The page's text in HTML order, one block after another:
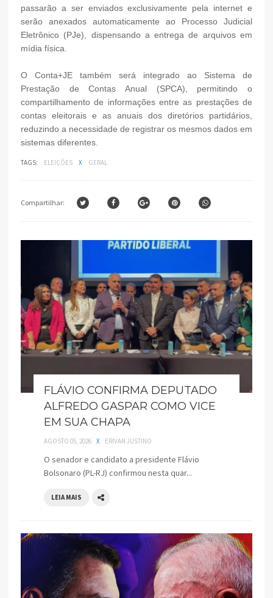
passarão a ser enviados exclusivamente pela internet e
serão anexados automaticamente ao Processo Judicial
Eletrônico (PJe), dispensando a entrega de arquivos em
mídia física.
O Conta+JE também será integrado ao Sistema de
Prestação de Contas Anual (SPCA), permitindo o
compartilhamento de informações entre as prestações de
contas eleitorais e as anuais dos diretórios partidários,
reduzindo a necessidade de registrar os mesmos dados em
sistemas diferentes.
TAGS: ELEIÇÕES X GERAL
Compartilhar:
FLÁVIO CONFIRMA DEPUTADO
ALFREDO GASPAR COMO VICE
EM SUA CHAPA
AGOSTO 05, 2026 X ERIVAN JUSTINO
O senador e candidato a presidente Flávio
Bolsonaro (PL-RJ) confirmou nesta quar...
LEIA MAIS